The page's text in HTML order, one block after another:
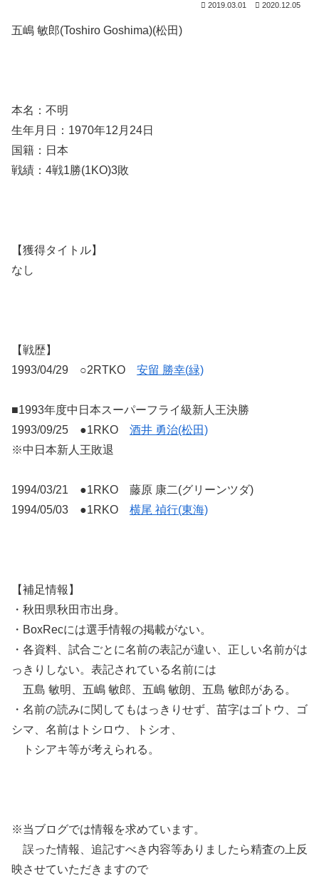
2019.03.01 2020.12.05
五嶋 敏郎(Toshiro Goshima)(松田)
本名：不明
生年月日：1970年12月24日
国籍：日本
戦績：4戦1勝(1KO)3敗
【獲得タイトル】
なし
【戦歴】
1993/04/29 ○2RTKO 安留 勝幸(緑)
■1993年度中日本スーパーフライ級新人王決勝
1993/09/25 ●1RKO 酒井 勇治(松田)
※中日本新人王敗退
1994/03/21 ●1RKO 藤原 康二(グリーンツダ)
1994/05/03 ●1RKO 横尾 禎行(東海)
【補足情報】
・秋田県秋田市出身。
・BoxRecには選手情報の掲載がない。
・各資料、試合ごとに名前の表記が違い、正しい名前がは
っきりしない。表記されている名前には
五島 敏明、五嶋 敏郎、五嶋 敏朗、五島 敏郎がある。
・名前の読みに関してもはっきりせず、苗字はゴトウ、ゴ
シマ、名前はトシロウ、トシオ、
トシアキ等が考えられる。
※当ブログでは情報を求めています。
誤った情報、追記すべき内容等ありましたら精査の上反
映させていただきますので